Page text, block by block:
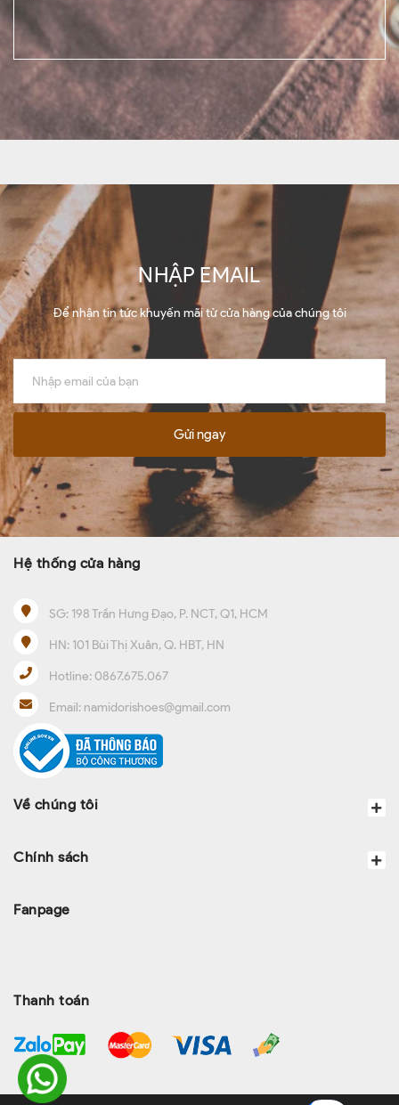
NHẬP EMAIL
Để nhận tin tức khuyến mãi từ cửa hàng của chúng tôi
Gửi ngay
Hệ thống cửa hàng
SG: 198 Trần Hưng Đạo, P. NCT, Q1, HCM
HN: 101 Bùi Thị Xuân, Q. HBT, HN
Hotline:0867.675.067
Email: namidorishoes@gmail.com
Về chúng tôi
Chính sách
Fanpage
Thanh toán